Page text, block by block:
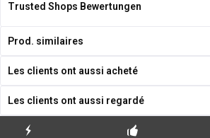
Trusted Shops Bewertungen
Prod. similaires
Les clients ont aussi acheté
Les clients ont aussi regardé